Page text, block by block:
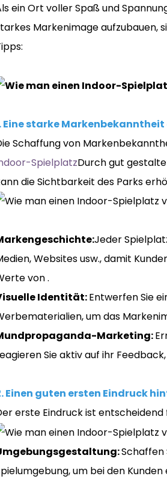
ein Ort voller Spaß und
Markenimage aufzubauen,
Eine starke
Schaffung von
SpielplatzDurch gut
die Sichtbarkeit des Parks
Jeder
Websites usw., damit
von .
Identität:Entwerfen Sie
um das
Marketing:
Sie aktiv auf ihr
Einen guten ersten Eindruck
erste Eindruck ist entscheidend
Schaffen
um bei den